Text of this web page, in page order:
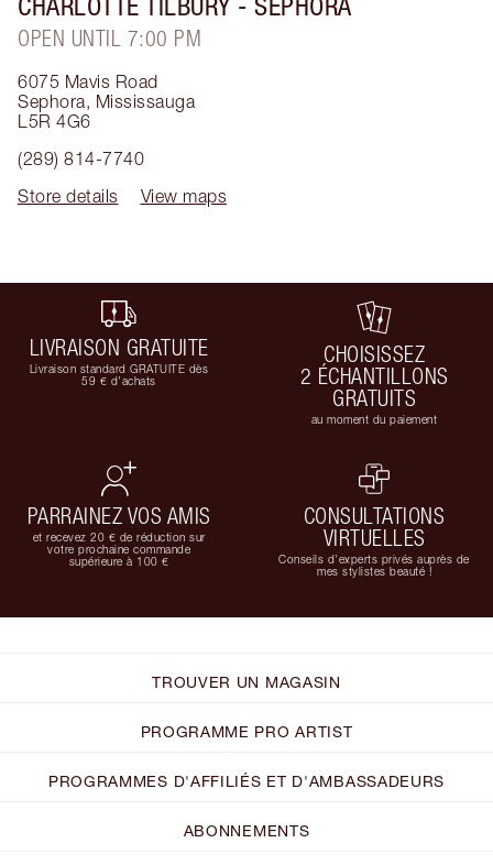
OPEN UNTIL 7:00 PM
6075 Mavis Road
Sephora, Mississauga
L5R 4G6
(289) 814-7740
Store details
View maps
LIVRAISON GRATUITE
Livraison standard GRATUITE dès
59 € d'achats
CHOISISSEZ
2 ÉCHANTILLONS
GRATUITS
au moment du paiement
PARRAINEZ VOS AMIS
et recevez 20 € de réduction sur
votre prochaine commande
supérieure à 100 €
CONSULTATIONS
VIRTUELLES
Conseils d'experts privés auprès de
mes stylistes beauté !
TROUVER UN MAGASIN
PROGRAMME PRO ARTIST
PROGRAMMES D'AFFILIÉS ET D'AMBASSADEURS
ABONNEMENTS